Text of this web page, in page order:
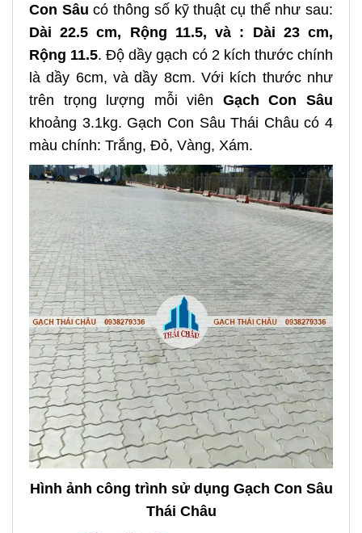
Con Sâu có thông số kỹ thuật cụ thể như sau:
Dài 22.5 cm, Rộng 11.5, và : Dài 23 cm,
Rộng 11.5. Độ dầy gạch có 2 kích thước chính
là dầy 6cm, và dầy 8cm. Với kích thước như
trên trọng lượng mỗi viên Gạch Con Sâu
khoảng 3.1kg. Gạch Con Sâu Thái Châu có 4
màu chính: Trắng, Đỏ, Vàng, Xám.
Hình ảnh công trình sử dụng Gạch Con Sâu
Thái Châu